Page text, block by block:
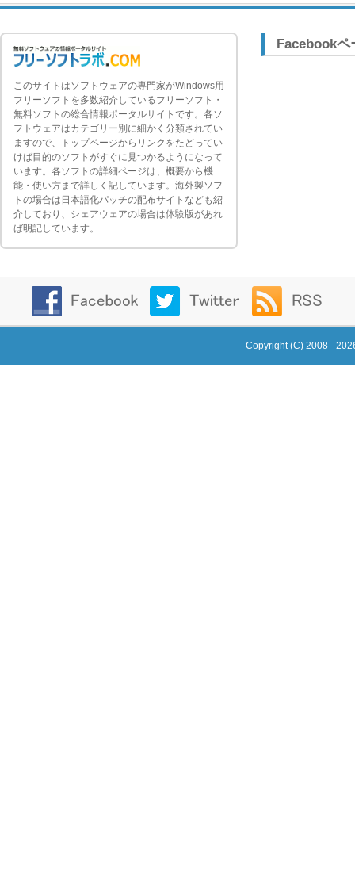
このサイトはソフトウェアの専門家がWindows用
フリーソフトを多数紹介しているフリーソフト・
無料ソフトの総合情報ポータルサイトです。各ソ
フトウェアはカテゴリー別に細かく分類されてい
ますので、トップページからリンクをたどってい
けば目的のソフトがすぐに見つかるようになって
います。各ソフトの詳細ページは、概要から機
能・使い方まで詳しく記しています。海外製ソフ
トの場合は日本語化パッチの配布サイトなども紹
介しており、シェアウェアの場合は体験版があれ
ば明記しています。
Facebookペ
Copyright (C) 2008 -